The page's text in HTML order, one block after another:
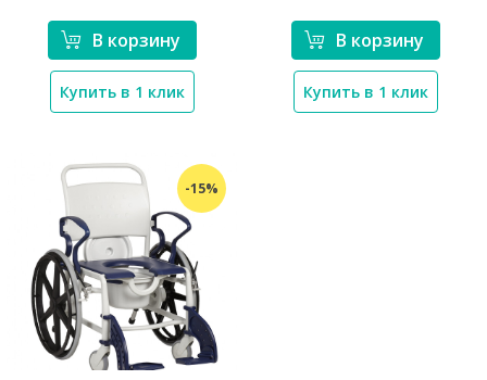
В корзину
Купить в 1 клик
В корзину
Купить в 1 клик
-15%